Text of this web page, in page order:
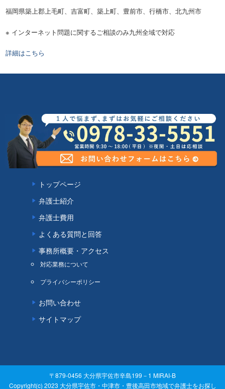
福岡県築上郡上毛町、吉富町、築上町、豊前市、行橋市、北九州市
※ インターネット問題に関するご相談のみ九州全域で対応
詳細はこちら
トップページ
弁護士紹介
弁護士費用
よくある質問と回答
事務所概要・アクセス
対応業務について
プライバシーポリシー
お問い合わせ
サイトマップ
〒879-0456 大分県宇佐市辛島199－1 MIRAI-B
Copyright(c) 2023 大分県宇佐市・中津市・豊後高田市地域で弁護士をお探し